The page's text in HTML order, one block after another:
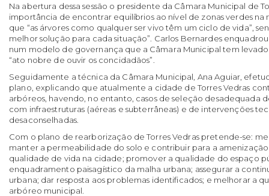
Na abertura dessa sessão o presidente da Câmara Municipal de
importância de encontrar equilíbrios ao nível de zonas verdes na
que “as árvores como qualquer ser vivo têm um ciclo de vida”,
melhor solução para cada situação”. Carlos Bernardes
num modelo de governança que a Câmara Municipal tem
“ato nobre de ouvir os concidadãos”.
Seguidamente a técnica da Câmara Municipal, Ana Aguiar,
plano, explicando que atualmente a cidade de Torres Vedras
arbóreos, havendo, no entanto, casos de seleção desadequada
com infraestruturas (aéreas e subterrâneas) e de intervenções
desaconselhadas.
Com o plano de rearborização de Torres Vedras pretende-se:
manter a permeabilidade do solo e contribuir para a
qualidade de vida na cidade; promover a qualidade do espaço
enquadramento paisagístico da malha urbana; assegurar a
urbana; dar resposta aos problemas identificados; e melhorar a
arbóreo municipal.